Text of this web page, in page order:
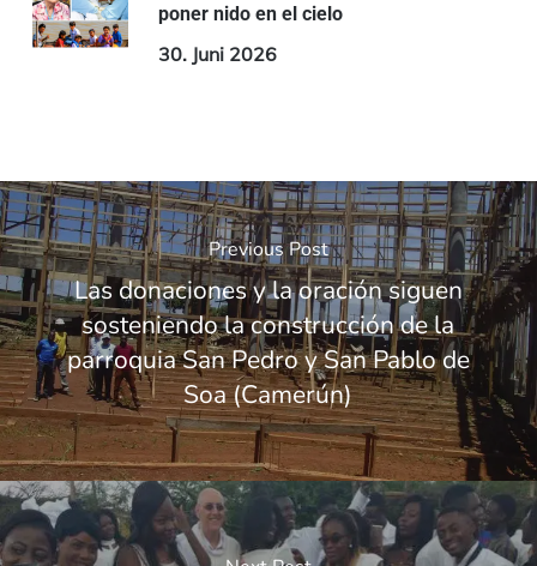
poner nido en el cielo
30. Juni 2026
Previous Post
Las donaciones y la oración siguen
sosteniendo la construcción de la
parroquia San Pedro y San Pablo de
Soa (Camerún)